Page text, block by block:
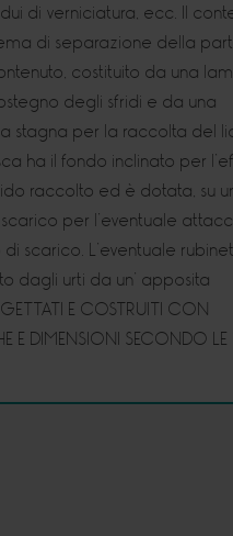
di verniciatura, ecc. Il
di separazione della
costituito da una
degli sfridi e da una
stagna per la raccolta del
ha il fondo inclinato per
raccolto ed è dotata, su
per l’eventuale
scarico. L’eventuale
dagli urti da un’ apposita
E COSTRUITI CON
E DIMENSIONI SECONDO LE